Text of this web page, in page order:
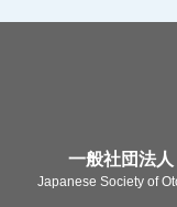
一般社団法
Japanese Society of